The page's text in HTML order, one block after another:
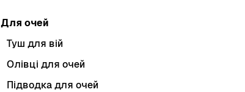
Для очей
Туш для вій
Олівці для очей
Підводка для очей